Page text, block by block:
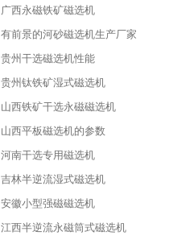
广西永磁铁矿磁选机
有前景的河砂磁选机生产厂家
贵州干选磁选机性能
贵州钛铁矿湿式磁选机
山西铁矿干选永磁磁选机
山西平板磁选机的参数
河南干选专用磁选机
吉林半逆流湿式磁选机
安徽小型强磁磁选机
江西半逆流永磁筒式磁选机